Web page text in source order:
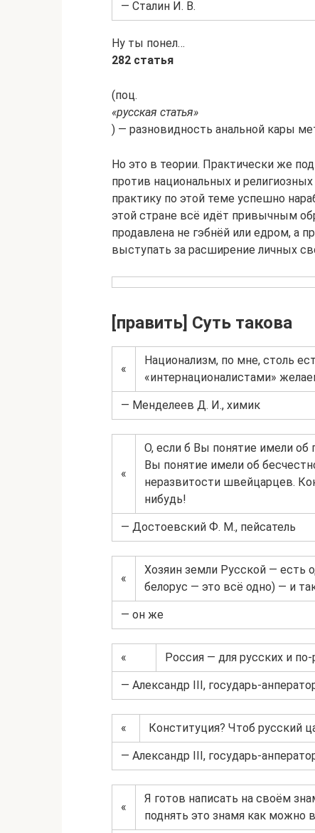
— Сталин И. В.
Ну ты понел…
282 статья
(поц.
«русская статья»
) — разновидность анальной кары
Но это в теории. Практически же
против национальных и
практику по этой теме успешно
этой стране всё идёт привычным
продавлена не гэбнёй или едром, а
выступать за расширение личных
[править] Суть такова
«
Национализм, по мне, столь
«интернационалистами»
— Менделеев Д. И., химик
«
О, если б Вы понятие имели об
Вы понятие имели об
неразвитости швейцарцев.
нибудь!
— Достоевский Ф. М., пейсатель
«
Хозяин земли Русской — есть
белорус — это всё одно) — и
— он же
« Россия — для русских и по-
— Александр III, государь-
« Конституция? Чтоб русский
— Александр III, государь-
«
Я готов написать на своём
поднять это знамя как можно